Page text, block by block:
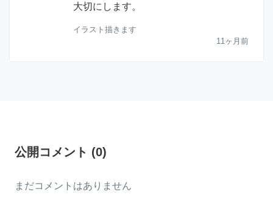
大切にします。
イラスト描きます
11ヶ月前
公開コメント (0)
まだコメントはありません